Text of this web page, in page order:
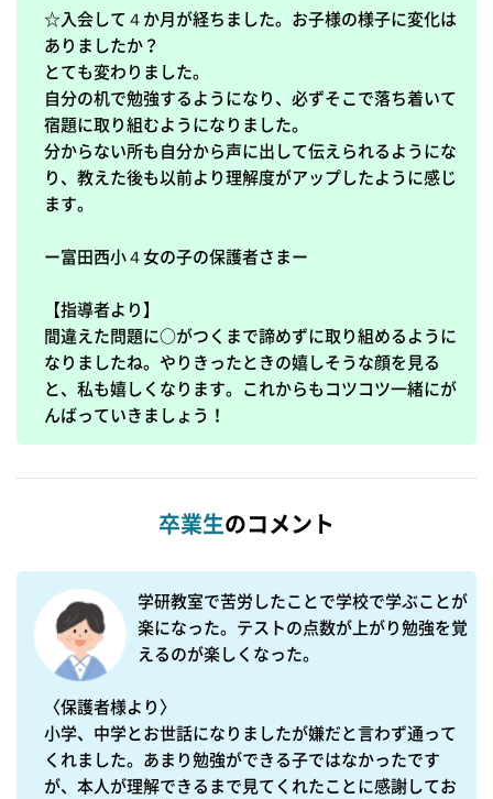
☆入会して４か月が経ちました。お子様の様子に変化は
ありましたか？
とても変わりました。
自分の机で勉強するようになり、必ずそこで落ち着いて
宿題に取り組むようになりました。
分からない所も自分から声に出して伝えられるようにな
り、教えた後も以前より理解度がアップしたように感じ
ます。
ー富田西小４女の子の保護者さまー
【指導者より】
間違えた問題に○がつくまで諦めずに取り組めるように
なりましたね。やりきったときの嬉しそうな顔を見る
と、私も嬉しくなります。これからもコツコツ一緒にが
んばっていきましょう！
卒業生のコメント
学研教室で苦労したことで学校で学ぶことが
楽になった。テストの点数が上がり勉強を覚
えるのが楽しくなった。
〈保護者様より〉
小学、中学とお世話になりましたが嫌だと言わず通って
くれました。あまり勉強ができる子ではなかったです
が、本人が理解できるまで見てくれたことに感謝してお